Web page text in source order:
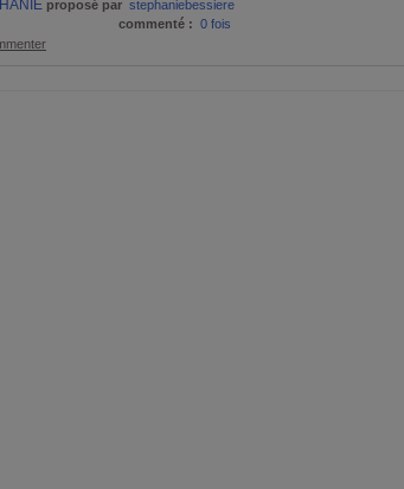
proposé par stephaniebessiere
commenté : 0 fois